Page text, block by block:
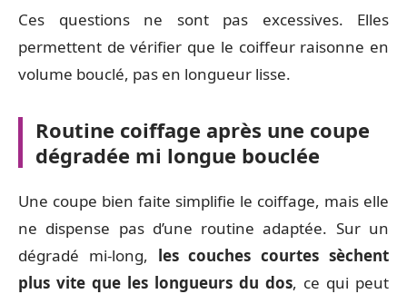
Ces questions ne sont pas excessives. Elles
permettent de vérifier que le coiffeur raisonne en
volume bouclé, pas en longueur lisse.
Routine coiffage après une coupe
dégradée mi longue bouclée
Une coupe bien faite simplifie le coiffage, mais elle
ne dispense pas d’une routine adaptée. Sur un
dégradé mi-long, les couches courtes sèchent
plus vite que les longueurs du dos, ce qui peut